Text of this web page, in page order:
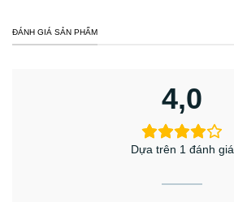
ĐÁNH GIÁ SẢN PHẨM
4,0
Dựa trên 1 đánh giá